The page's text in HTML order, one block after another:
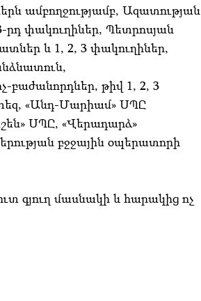
ամբողջությամբ, Ազատության
րդ փակուղիներ, Պետրոսյան
և 1, 2, 3 փակուղիներ,
բաժանորդներ, թիվ 1, 2, 3
«Անդ-Մարիամ» ՍՊԸ
ՍՊԸ, «Վերադարձ»
բջջային օպերատորի
գյուղ մասնակի և հարակից ոչ